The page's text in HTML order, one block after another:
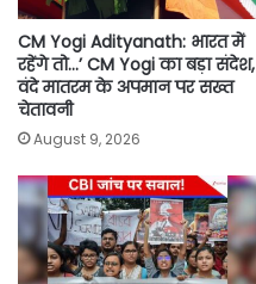
CM Yogi Adityanath: भारत में
रहेंगे तो…’ CM Yogi का बड़ा संदेश,
वंदे मातरम के अपमान पर सख्त
चेतावनी
August 9, 2026